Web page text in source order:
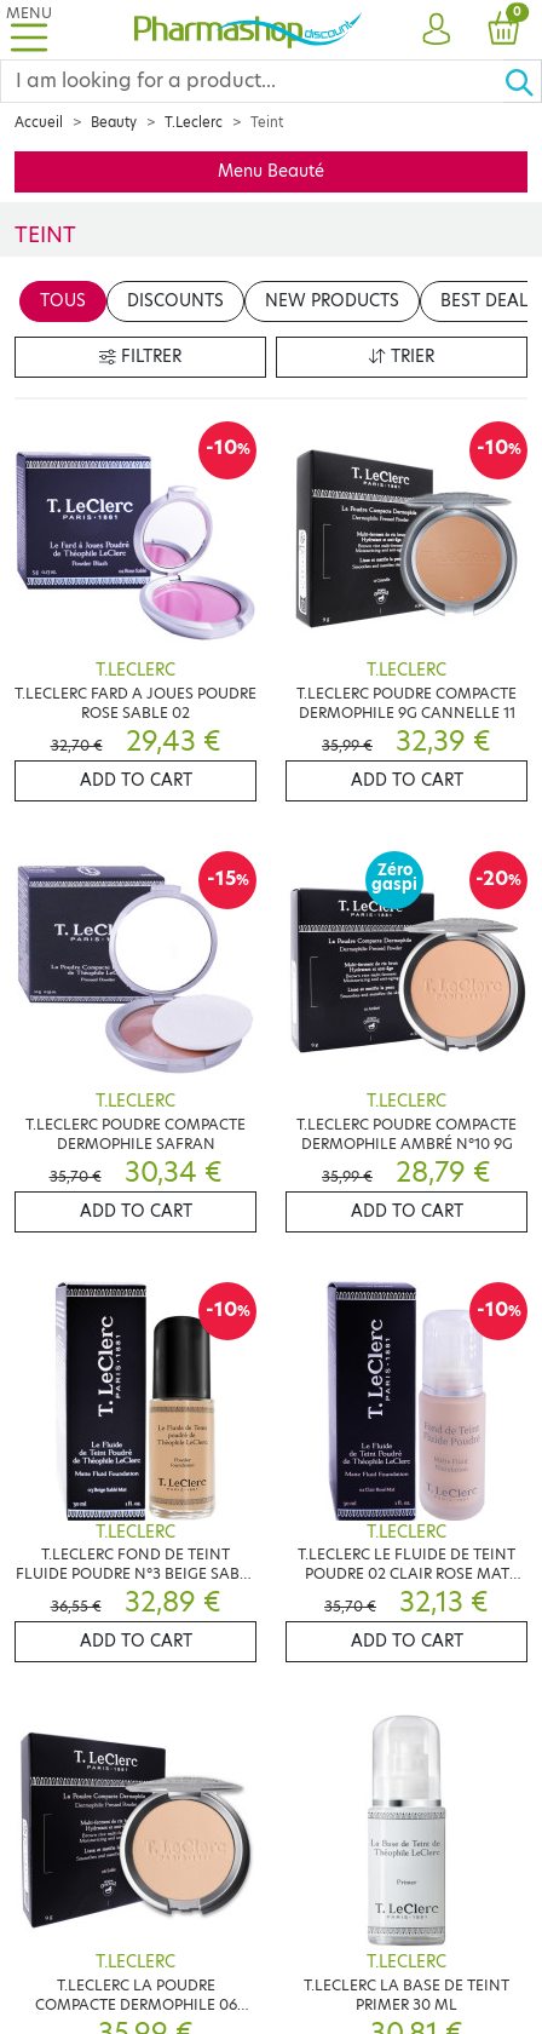
MENU
ACCOUNT
0
Accueil Beauty T.Leclerc Teint
Menu Beauté
TEINT
en cliquant sur le bouton "Modifier le contenu"
TOUS DISCOUNTS NEW PRODUCTS BEST DEALS
FILTRER TRIER
-10%
T.LECLERC
T.LECLERC FARD A JOUES POUDRE
ROSE SABLE 02
32,70 €
29,43 €
ADD TO CART
-10%
T.LECLERC
T.LECLERC POUDRE COMPACTE
DERMOPHILE 9G CANNELLE 11
35,99 €
32,39 €
ADD TO CART
-15%
T.LECLERC
T.LECLERC POUDRE COMPACTE
DERMOPHILE SAFRAN
35,70 €
30,34 €
ADD TO CART
-20%
Zéro
gaspi
T.LECLERC
T.LECLERC POUDRE COMPACTE
DERMOPHILE AMBRÉ N°10 9G
35,99 €
28,79 €
ADD TO CART
-10%
T.LECLERC
T.LECLERC FOND DE TEINT
FLUIDE POUDRE N°3 BEIGE SABLE
MAT
36,55 € 32,89 €
ADD TO CART
-10%
T.LECLERC
T.LECLERC LE FLUIDE DE TEINT
POUDRE 02 CLAIR ROSE MAT
30ML
35,70 € 32,13 €
ADD TO CART
T.LECLERC
T.LECLERC LA POUDRE
COMPACTE DERMOPHILE 06
SABLE 9G
T.LECLERC
T.LECLERC LA BASE DE TEINT
PRIMER 30 ML